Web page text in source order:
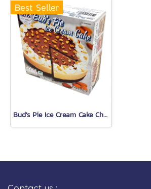
Best Seller
Bud's Pie Ice Cream Cake Chocolate